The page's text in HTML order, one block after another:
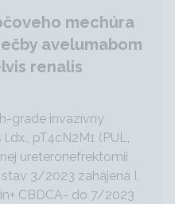
mechúra
avelumabom
renalis
grade invazívny
pT4cN2M1 (PUL,
ureteronefrektomii
3/2023 zahájená I.
CBDCA- do 7/2023